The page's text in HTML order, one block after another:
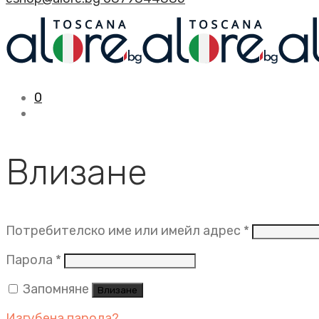
0
Влизане
Потребителско име или имейл адрес *
Парола * Задължително
Запомняне
Влизане